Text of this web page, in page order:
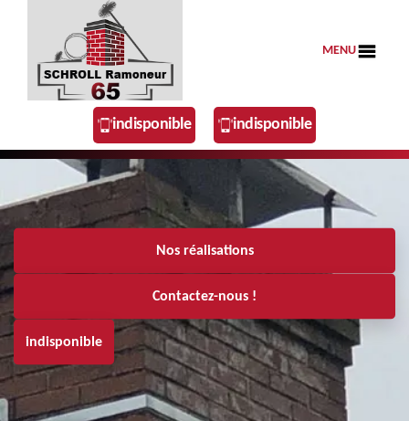
MENU
indisponible indisponible
Nos réalisations
Contactez-nous !
indisponible